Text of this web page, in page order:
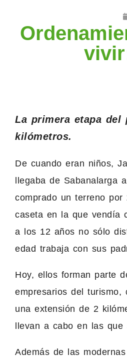
La primera etapa del
kilómetros.
De cuando eran niños,
llegaba de
comprado un terreno
caseta en la que vendía
a los 12 años no sólo
edad trabaja con sus
Hoy, ellos forman parte
empresarios del turismo,
una extensión de 2
llevan a cabo en las
Además de las